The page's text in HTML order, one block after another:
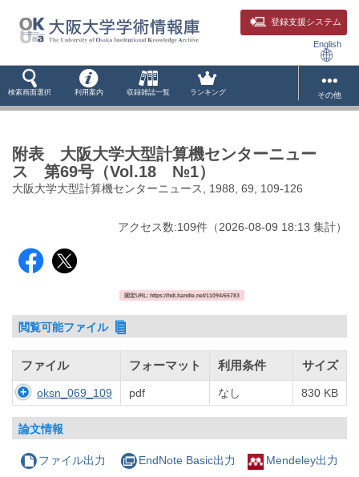
登録支援システム
English
検索画面選択 利用案内 収録雑誌一覧 ランキング その他
附表 大阪大学大型計算機センターニュー
ス 第69号（Vol.18 №1）
大阪大学大型計算機センターニュース, 1988, 69, 109-126
アクセス数:109件 （2026-08-09 18:13 集計）
固定URL: https://hdl.handle.net/11094/65783
閲覧可能ファイル
ファイル フォーマット 利用条件 サイズ
oksn_069_109 pdf なし 830 KB
論文情報
ファイル出力 EndNote Basic出力 Mendeley出力